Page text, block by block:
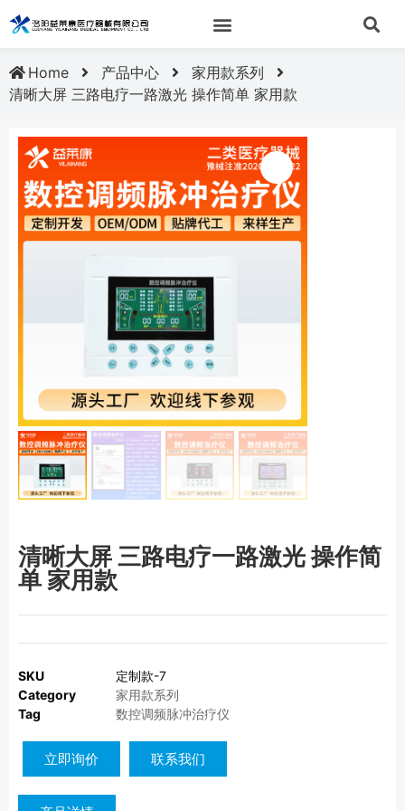
Home 产品中心
家用款系列
清晰大屏 三路电疗一路激光 操作简单 家用款
清晰大屏 三路电疗一路激光 操作简
单 家用款
SKU
定制款-7
Category
家用款系列
Tag
数控调频脉冲治疗仪
立即询价 联系我们